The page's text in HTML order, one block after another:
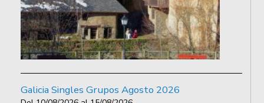
Galicia Singles Grupos Agosto 2026